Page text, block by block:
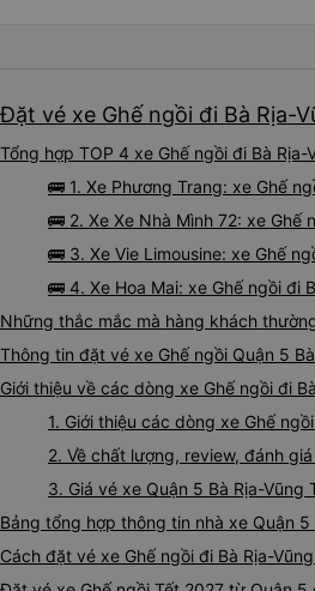
Đặt vé xe Ghế ngồi đi Bà Rịa-
Tổng hợp TOP 4 xe Ghế ngồi đi Bà
🚌 1. Xe Phương Trang: xe Ghế
🚌 2. Xe Xe Nhà Mình 72: xe Ghế
🚌 3. Xe Vie Limousine: xe Ghế
🚌 4. Xe Hoa Mai: xe Ghế ngồi đi
Những thắc mắc mà hàng khách
Thông tin đặt vé xe Ghế ngồi Quận 5
Giới thiệu về các dòng xe Ghế ngồi đi
1. Giới thiệu các dòng xe Ghế
2. Về chất lượng, review, đánh
3. Giá vé xe Quận 5 Bà Rịa-Vũng
Bảng tổng hợp thông tin nhà xe Quận 5
Cách đặt vé xe Ghế ngồi đi Bà Rịa-